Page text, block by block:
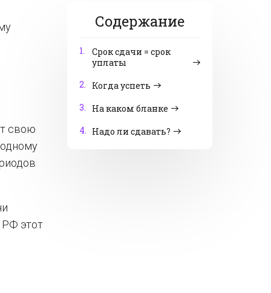
Содержание
1.
Срок сдачи = срок
уплаты
2.
Когда успеть
3.
На каком бланке
4. Надо ли сдавать?
свою
РФ этот